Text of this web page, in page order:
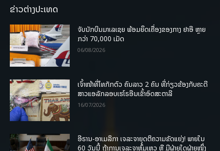
ຂ່າວຕ່າງປະເທດ
ຈັບນັກບິນມາເລເຊຍ ພ້ອມຍຶດເຄື່ອງຂອງກາງ ຢາອີ ຫຼາຍ
ກວ່າ 70,000 ເມັດ
06/08/2026
ເຈົ້າໜ້າທີ່ໄທກັກຕົວ ຄົນລາວ 2 ຄົນ ທີ່ກ່ຽວຂ້ອງກັບຄະດີ
ສາວແອລັກລອບເຮໂຣອີນເຂົ້າອົດສະຕາລີ
16/07/2026
ອີຣານ-ອາເມລິກາ ເຈລະຈາຍຸດຕິຄວາມຂັດແຍ່ງ! ພາຍໃນ
60 ວັນນີ້ ຖ້າການເຈລະຈາຫຼົ້ມເຫຼວ ຫຼື ມີຝ່າຍໃດຝ່າຍໜຶ່ງ